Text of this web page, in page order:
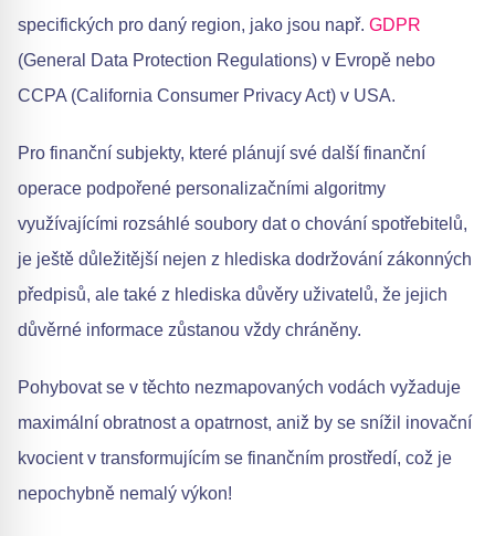
specifických pro daný region, jako jsou např. GDPR
(General Data Protection Regulations) v Evropě nebo
CCPA (California Consumer Privacy Act) v USA.
Pro finanční subjekty, které plánují své další finanční
operace podpořené personalizačními algoritmy
využívajícími rozsáhlé soubory dat o chování spotřebitelů,
je ještě důležitější nejen z hlediska dodržování zákonných
předpisů, ale také z hlediska důvěry uživatelů, že jejich
důvěrné informace zůstanou vždy chráněny.
Pohybovat se v těchto nezmapovaných vodách vyžaduje
maximální obratnost a opatrnost, aniž by se snížil inovační
kvocient v transformujícím se finančním prostředí, což je
nepochybně nemalý výkon!